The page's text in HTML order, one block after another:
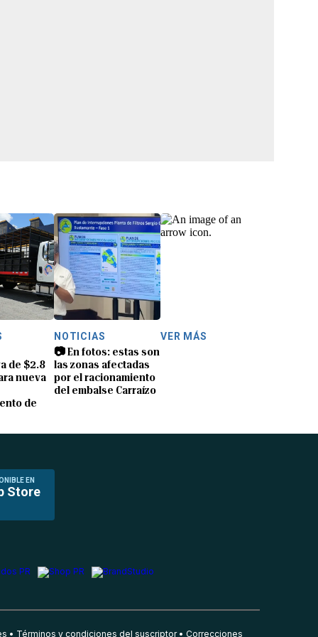
de $2.8
nueva
de
NOTICIAS
📷 En fotos: estas son
las zonas afectadas
por el racionamiento
del embalse Carraízo
VER MÁS
EN
Store
Términos y condiciones del suscriptor Correcciones